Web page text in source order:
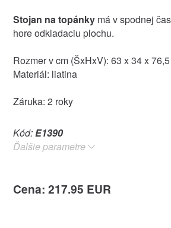
Stojan na topánkymá v spodnej
hore odkladaciu plochu.
Rozmer v cm (ŠxHxV): 63 x 34 x
Materiál: liatina
Záruka: 2 roky
Kód:E1390
Ďalšie parametre
Cena: 217.95 EUR